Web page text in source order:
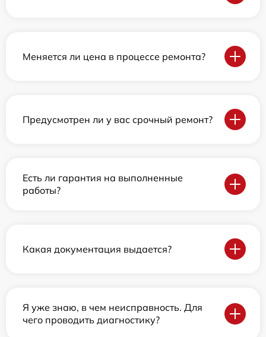
Меняется ли цена в процессе ремонта?
Предусмотрен ли у вас срочный ремонт?
Есть ли гарантия на выполненные
работы?
Какая документация выдается?
Я уже знаю, в чем неисправность. Для
чего проводить диагностику?